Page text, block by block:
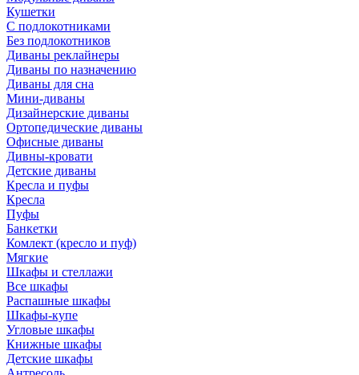
Кушетки
С подлокотниками
Без подлокотников
Диваны реклайнеры
Диваны по назначению
Диваны для сна
Мини-диваны
Дизайнерские диваны
Ортопедические диваны
Офисные диваны
Дивны-кровати
Детские диваны
Кресла и пуфы
Кресла
Пуфы
Банкетки
Комлект (кресло и пуф)
Мягкие
Шкафы и стеллажи
Все шкафы
Распашные шкафы
Шкафы-купе
Угловые шкафы
Книжные шкафы
Детские шкафы